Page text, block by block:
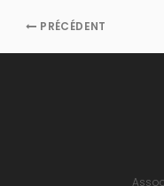
PRÉCÉDENT